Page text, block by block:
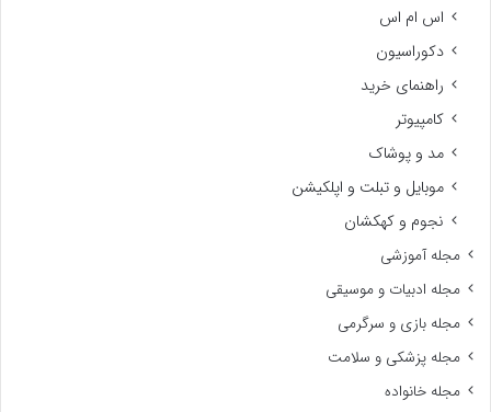
اس ام اس
دکوراسیون
راهنمای خرید
کامپیوتر
مد و پوشاک
موبایل و تبلت و اپلکیشن
نجوم و کهکشان
مجله آموزشی
مجله ادبیات و موسیقی
مجله بازی و سرگرمی
مجله پزشکی و سلامت
مجله خانواده